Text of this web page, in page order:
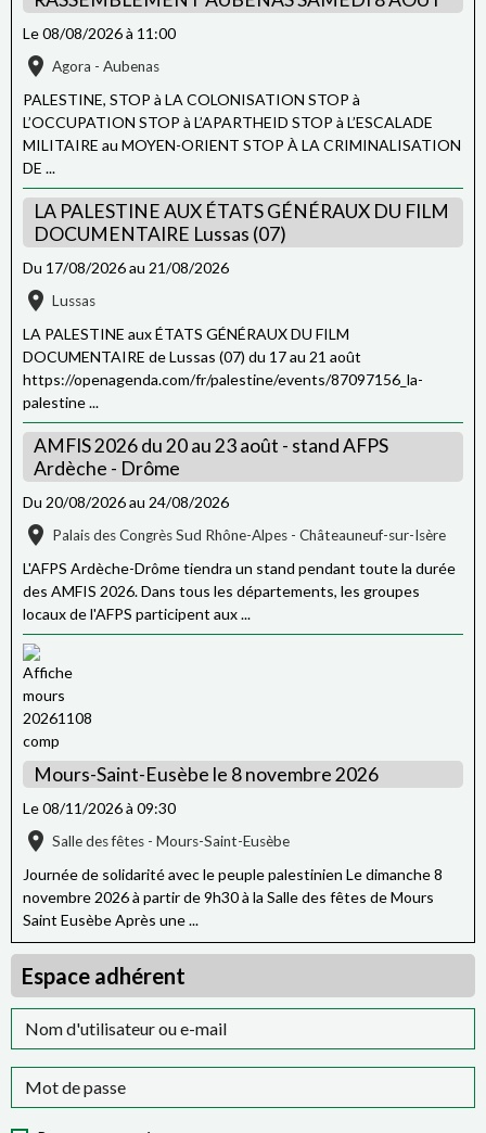
Le 08/08/2026à 11:00
Agora - Aubenas
PALESTINE, STOP à LA COLONISATION STOP à
L’OCCUPATION STOP à L’APARTHEID STOP à L’ESCALADE
MILITAIRE au MOYEN-ORIENT STOP À LA CRIMINALISATION
DE ...
LA PALESTINE AUX ÉTATS GÉNÉRAUX DU FILM
DOCUMENTAIRE Lussas (07)
Du 17/08/2026au 21/08/2026
Lussas
LA PALESTINE aux ÉTATS GÉNÉRAUX DU FILM
DOCUMENTAIRE de Lussas (07) du 17 au 21 août
https://openagenda.com/fr/palestine/events/87097156_la-
palestine ...
AMFIS 2026 du 20 au 23 août - stand AFPS
Ardèche - Drôme
Du 20/08/2026au 24/08/2026
Palais des Congrès Sud Rhône-Alpes - Châteauneuf-sur-Isère
L'AFPS Ardèche-Drôme tiendra un stand pendant toute la durée
des AMFIS 2026. Dans tous les départements, les groupes
locaux de l'AFPS participent aux ...
Mours-Saint-Eusèbe le 8 novembre 2026
Le 08/11/2026à 09:30
Salle des fêtes - Mours-Saint-Eusèbe
Journée de solidarité avec le peuple palestinien Le dimanche 8
novembre 2026 à partir de 9h30 à la Salle des fêtes de Mours
Saint Eusèbe Après une ...
Espace adhérent